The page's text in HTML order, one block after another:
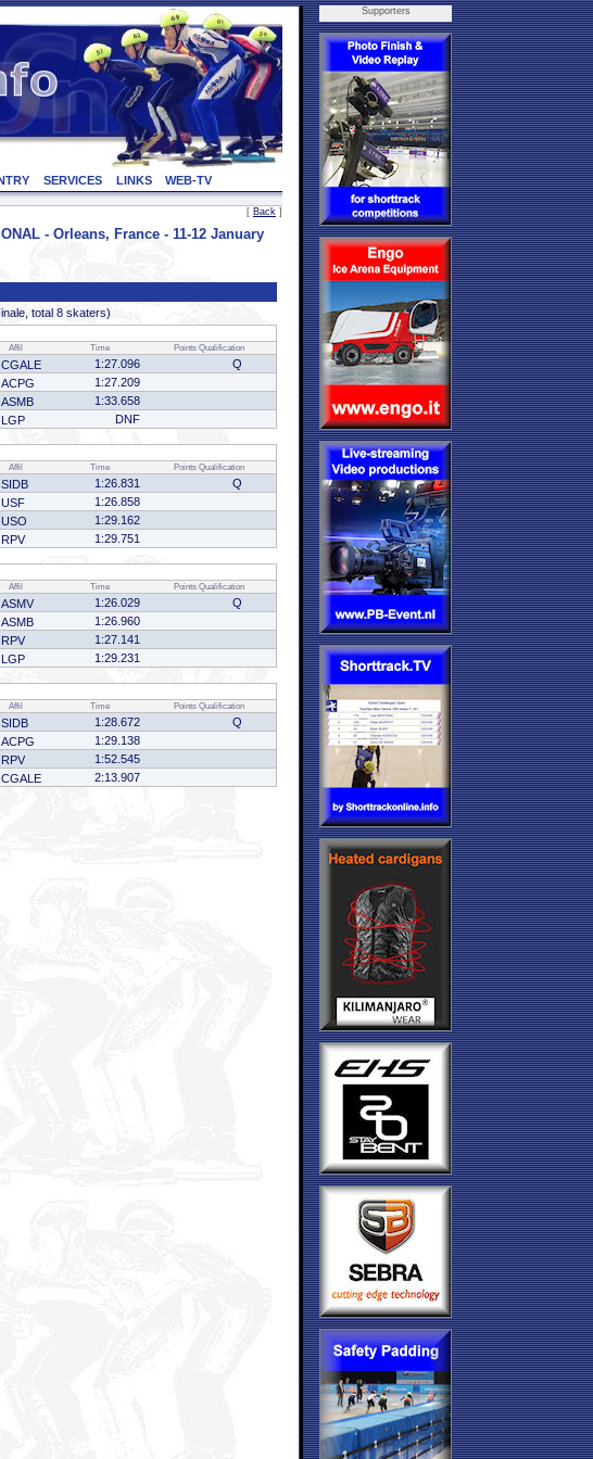
SERVICES LINKS WEB-TV
[ Back ]
- Orleans, France - 11-12 January
total 8 skaters)
Affil Time Points Qualification
CGALE 1:27.096
Q
ACPG
1:27.209
ASMB
1:33.658
LGP DNF
Affil Time Points Qualification
SIDB 1:26.831
Q
USF
1:26.858
USO
1:29.162
RPV 1:29.751
Affil Time Points Qualification
ASMV 1:26.029
Q
ASMB
1:26.960
RPV
1:27.141
LGP 1:29.231
Affil Time Points Qualification
SIDB 1:28.672
Q
ACPG
1:29.138
RPV
1:52.545
CGALE 2:13.907
Supporters